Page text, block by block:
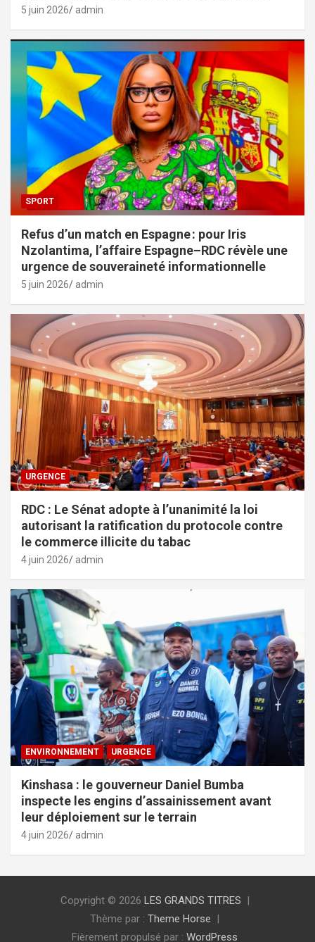
5 juin 2026 admin
SPORT
Refus d’un match en Espagne : pour Iris
Nzolantima, l’affaire Espagne–RDC révèle une
urgence de souveraineté informationnelle
5 juin 2026 admin
URGENCE
RDC : Le Sénat adopte à l’unanimité la loi
autorisant la ratification du protocole contre
le commerce illicite du tabac
4 juin 2026 admin
ENVIRONNEMENT URGENCE
Kinshasa : le gouverneur Daniel Bumba
inspecte les engins d’assainissement avant
leur déploiement sur le terrain
4 juin 2026 admin
Copyright © 2026 LES GRANDS TITRES
Thème par : Theme Horse
Fièrement propulsé par : WordPress